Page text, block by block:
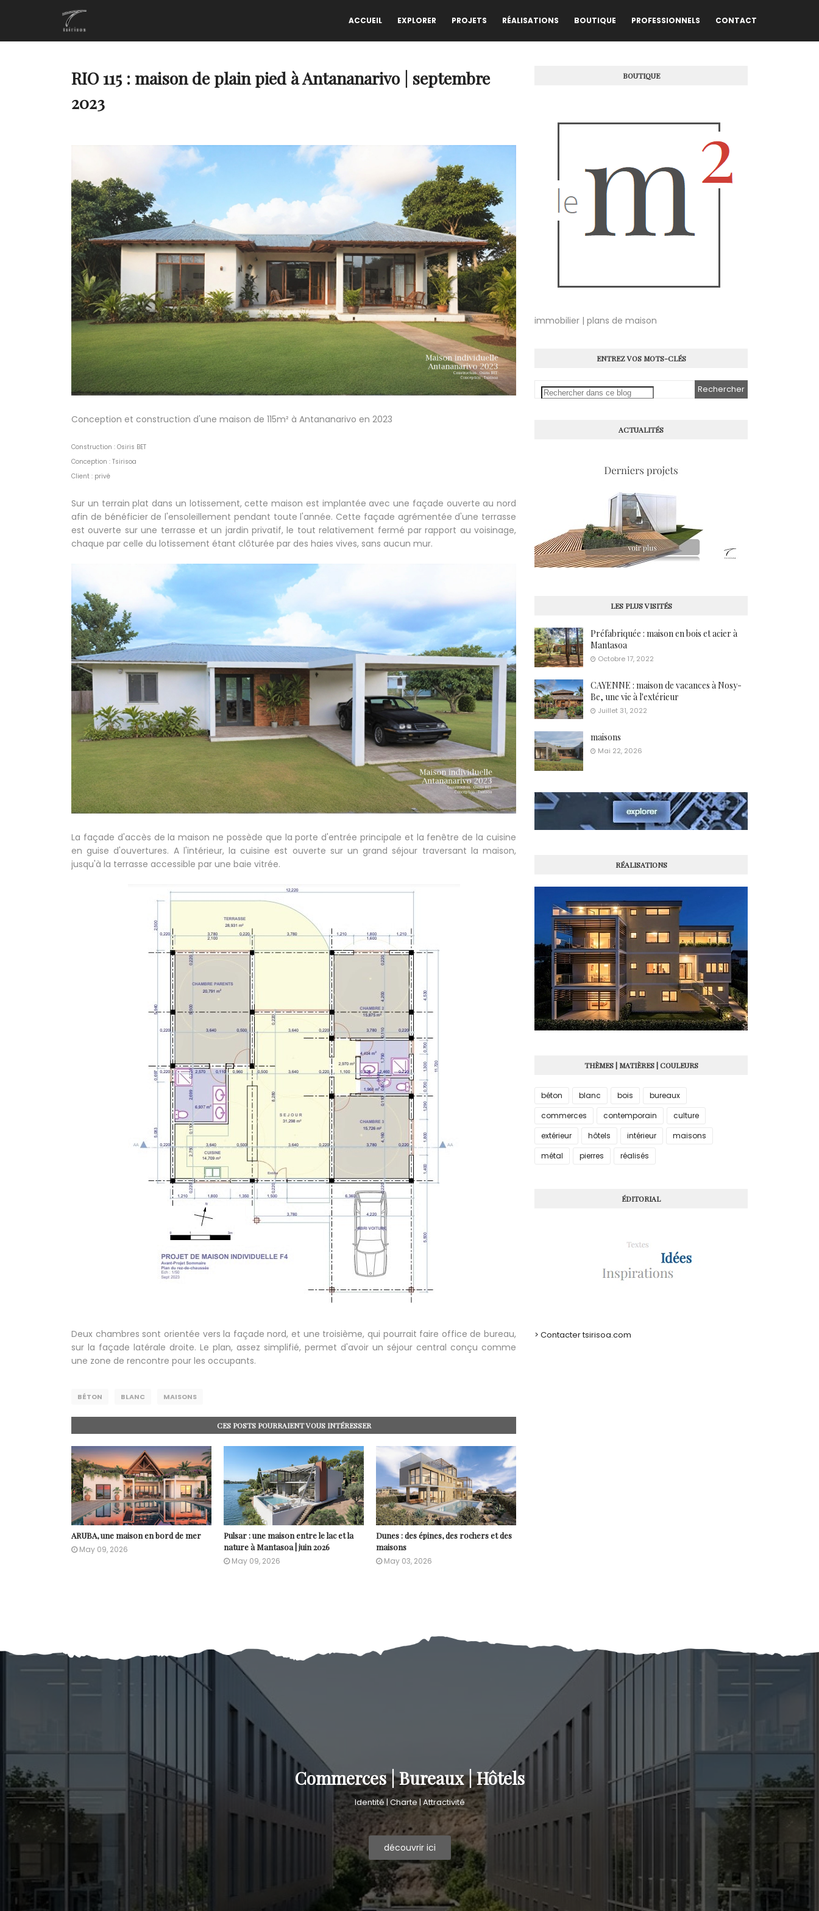
ACCUEIL EXPLORER PROJETS RÉALISATIONS BOUTIQUE PROFESSIONNELS CONTACT
RIO 115 : maison de plain pied à Antananarivo | septembre
2023
Conception et construction d'une maison de 115m² à Antananarivo en 2023
Construction : Osiris BET
Conception : Tsirisoa
Client : privé
Sur un terrain plat dans un lotissement, cette maison est implantée avec une façade ouverte au nord
afin de bénéficier de l'ensoleillement pendant toute l'année. Cette façade agrémentée d'une terrasse
est ouverte sur une terrasse et un jardin privatif, le tout relativement fermé par rapport au voisinage,
chaque par celle du lotissement étant clôturée par des haies vives, sans aucun mur.
La façade d'accès de la maison ne possède que la porte d'entrée principale et la fenêtre de la cuisine
en guise d'ouvertures. A l'intérieur, la cuisine est ouverte sur un grand séjour traversant la maison,
jusqu'à la terrasse accessible par une baie vitrée.
Deux chambres sont orientée vers la façade nord, et une troisième, qui pourrait faire office de bureau,
sur la façade latérale droite. Le plan, assez simplifié, permet d'avoir un séjour central conçu comme
une zone de rencontre pour les occupants.
BÉTON BLANC MAISONS
CES POSTS POURRAIENT VOUS INTÉRESSER
ARUBA, une maison en bord de mer
May 09, 2026
Pulsar : une maison entre le lac et la
nature à Mantasoa | juin 2026
May 09, 2026
Dunes : des épines, des rochers et des
maisons
May 03, 2026
BOUTIQUE
immobilier | plans de maison
ENTREZ VOS MOTS-CLÉS
ACTUALITÉS
LES PLUS VISITÉS
Préfabriquée : maison en bois et acier à
Mantasoa
Octobre 17, 2022
CAYENNE : maison de vacances à Nosy-
Be, une vie à l'extérieur
Juillet 31, 2022
maisons
Mai 22, 2026
RÉALISATIONS
THÈMES | MATIÈRES | COULEURS
béton blanc bois
bureaux
commerces
contemporain
culture
extérieur
hôtels intérieur
maisons
métal
pierres réalisés
ÉDITORIAL
> Contacter tsirisoa.com
Commerces | Bureaux | Hôtels
Identité | Charte | Attractivité
découvrir ici